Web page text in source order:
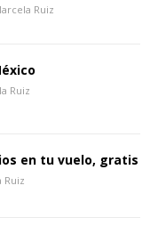
Ruiz
Ruiz
en tu vuelo, gratis
Ruiz